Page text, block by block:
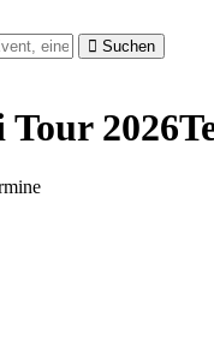
Suchen